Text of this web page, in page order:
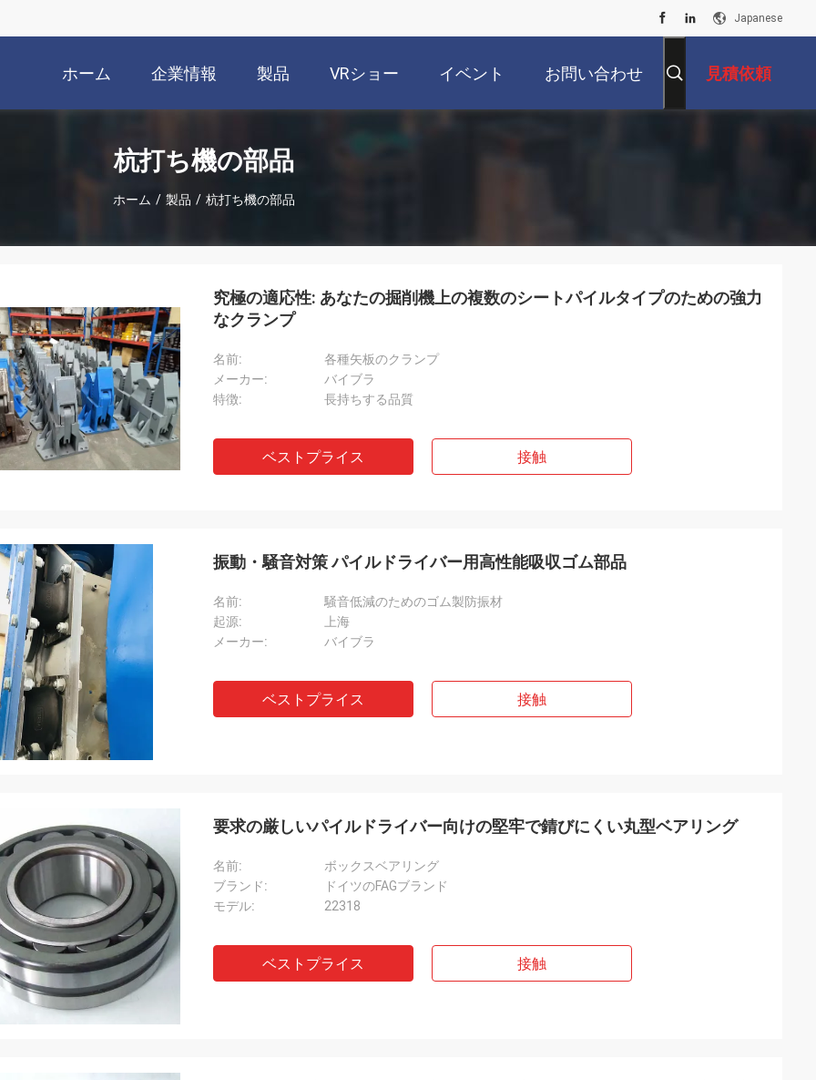
Japanese
ホーム 企業情報 製品 VRショー イベント お問い合わせ 見積依頼
杭打ち機の部品
ホーム / 製品 / 杭打ち機の部品
究極の適応性: あなたの掘削機上の複数のシートパイルタイプのための強力
なクランプ
名前:
各種矢板のクランプ
メーカー:
バイブラ
特徴:
長持ちする品質
ベストプライス 接触
振動・騒音対策 パイルドライバー用高性能吸収ゴム部品
名前:
騒音低減のためのゴム製防振材
起源:
上海
メーカー:
バイブラ
ベストプライス 接触
要求の厳しいパイルドライバー向けの堅牢で錆びにくい丸型ベアリング
名前:
ボックスベアリング
ブランド:
ドイツのFAGブランド
モデル:
22318
ベストプライス 接触